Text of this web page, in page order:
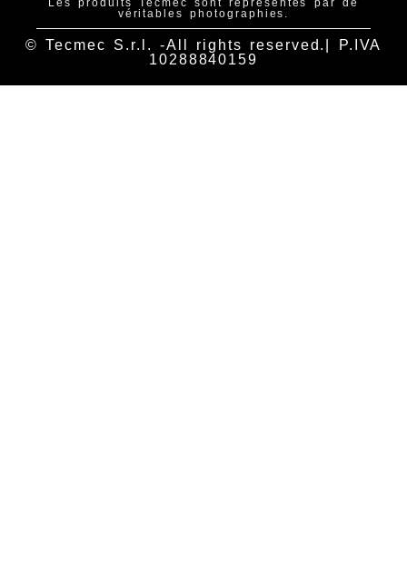
Les produits Tecmec sont représentés par de
véritables photographies.
© Tecmec S.r.l. -All rights reserved.| P.IVA
10288840159